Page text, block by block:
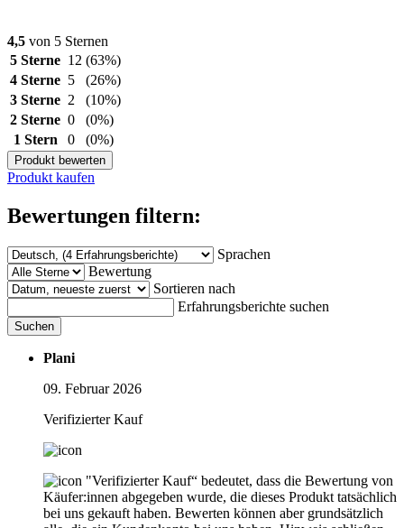
4,5 von 5 Sternen
5 Sterne 12 (63%)
4 Sterne 5
(26%)
3 Sterne 2
(10%)
2 Sterne 0
(0%)
1 Stern
0 (0%)
Produkt bewerten
Produkt kaufen
Bewertungen filtern:
Sprachen
Bewertung
Sortieren nach
Erfahrungsberichte suchen
Suchen
Plani
09. Februar 2026
Verifizierter Kauf
"Verifizierter Kauf“ bedeutet, dass die Bewertung von
Käufer:innen abgegeben wurde, die dieses Produkt tatsächlich
bei uns gekauft haben. Bewerten können aber grundsätzlich